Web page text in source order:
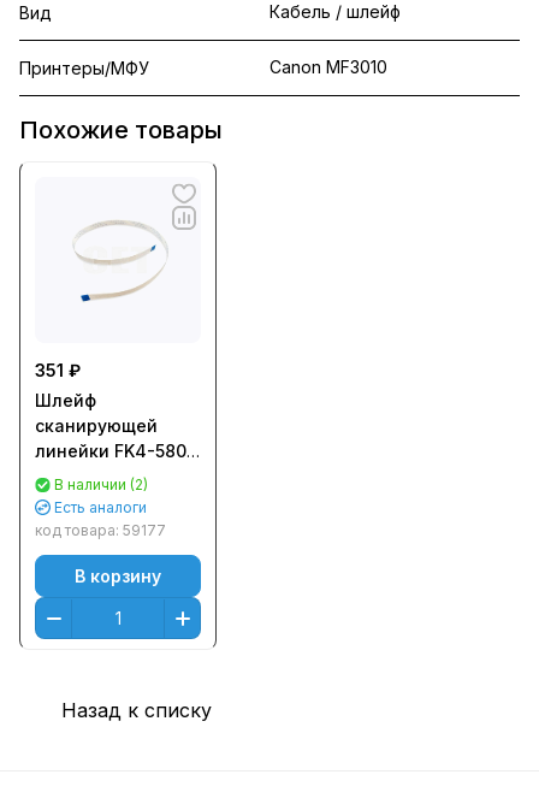
Вид Кабель / шлейф
Принтеры/МФУ Canon MF3010
Похожие товары
351 ₽
Шлейф
сканирующей
линейки FK4-5807
/ FK3-2617 / FK3-
2618 для CANON
MF3010 (CET),
DGP0611
В наличии (2)
Есть аналоги
код товара: 59177
В корзину
Назад к списку